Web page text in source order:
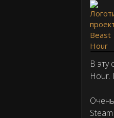
В эту
Hour.
Steam